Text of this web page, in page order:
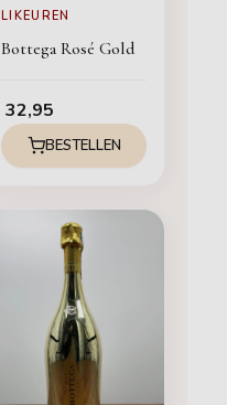
LIKEUREN
Bottega Rosé Gold
32,95
BESTELLEN